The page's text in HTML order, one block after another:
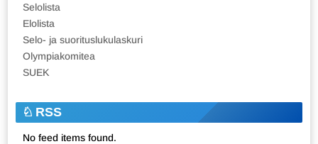
Selolista
Elolista
Selo- ja suorituslukulaskuri
Olympiakomitea
SUEK
RSS
No feed items found.